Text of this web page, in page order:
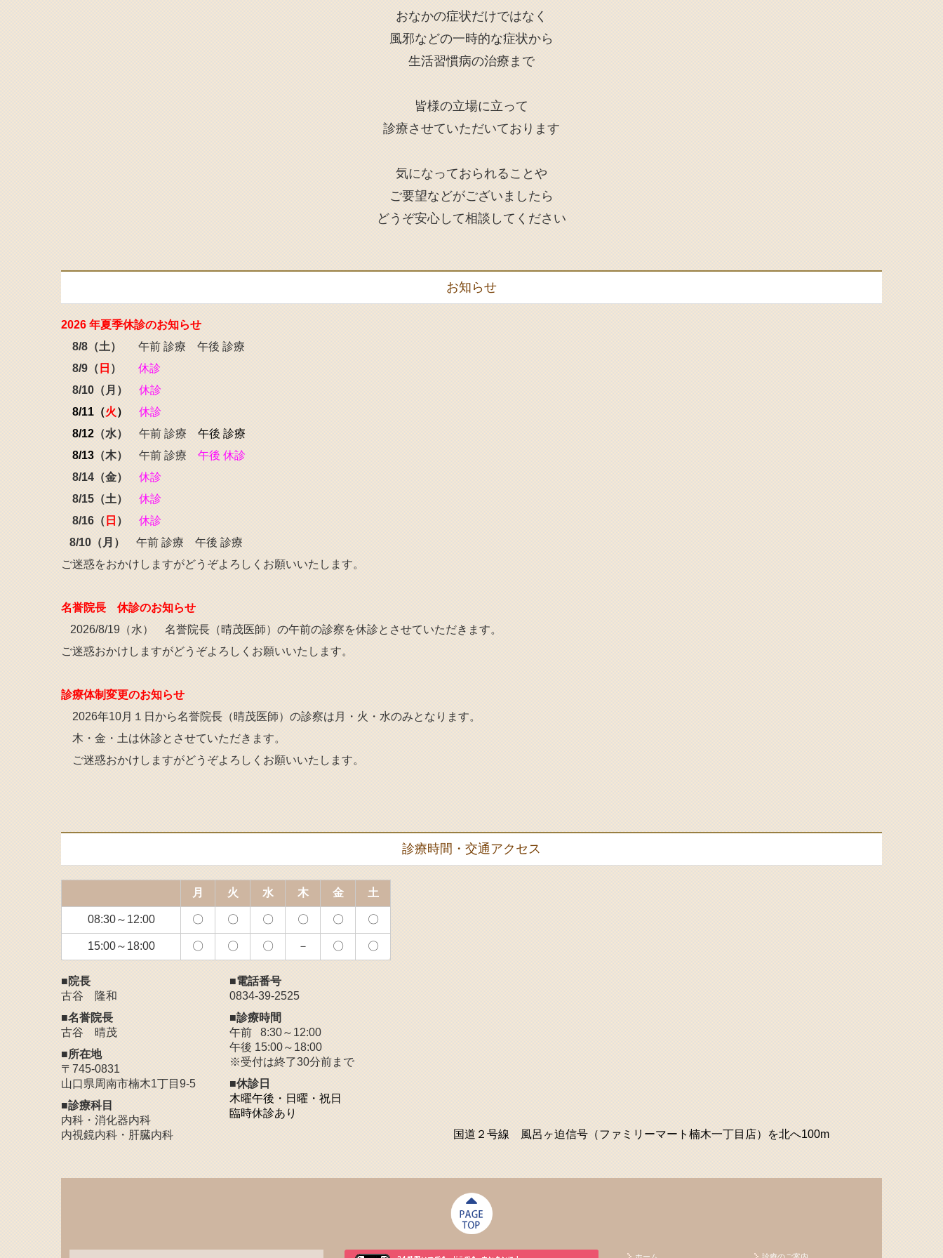
おなかの症状だけではなく
風邪などの一時的な症状から
生活習慣病の治療まで
皆様の立場に立って
診療させていただいております
気になっておられることや
ご要望などがございましたら
どうぞ安心して相談してください
お知らせ
2026 年夏季休診のお知らせ
8/8（土）午前 診療 午後診療
8/9（日）休診
8/10（月）休診
8/11（火）
休診
8/12（水） 午前 診療午後診療
8/13（木） 午前 診療午後休診
8/14（金）
休診
8/15（土）
休診
8/16（日）休診
8/10（月）午前 診療 午後診療
ご迷惑をおかけしますがどうぞよろしくお願いいたします。
名誉院長 休診のお知らせ
2026/8/19（水）名誉院長（晴茂医師）の午前の診察を休診とさせていただきます。
ご迷惑おかけしますがどうぞよろしくお願いいたします。
診療体制変更のお知らせ
2026年10月１日から名誉院長（晴茂医師）の診察は月・火・水のみとなります。
木・金・土は休診とさせていただきます。
ご迷惑おかけしますがどうぞよろしくお願いいたします。
診療時間・交通アクセス
月 火 水 木 金 土
08:30～12:00 〇 〇 〇 〇 〇 〇
15:00～18:00 〇 〇 〇 － 〇 〇
■院長
古谷 隆和
■名誉院長
古谷 晴茂
■所在地
〒745-0831
山口県周南市楠木1丁目9-5
■診療科目
内科・消化器内科
内視鏡内科・肝臓内科
■電話番号
0834-39-2525
■診療時間
午前 8:30～12:00
午後 15:00～18:00
※受付は終了30分前まで
■休診日
木曜午後・日曜・祝日
臨時休診あり
国道２号線 風呂ヶ迫信号（ファミリーマート楠木一丁目店）を北へ100m